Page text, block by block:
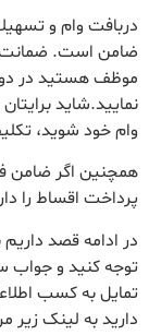
دربافت وام و
ضامن است. ضمانت
موظف هستید در
نمایید.شاید
وام خود شوید،
همچنین اگر ضامن
پرداخت اقساط را
در ادامه قصد
توجه کنید و جواب
تمایل به کسب
دارید به لینک زیر